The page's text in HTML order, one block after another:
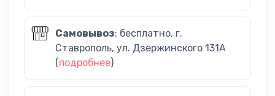
Самовывоз: бесплатно, г.
Ставрополь, ул. Дзержинского 131А
(подробнее)